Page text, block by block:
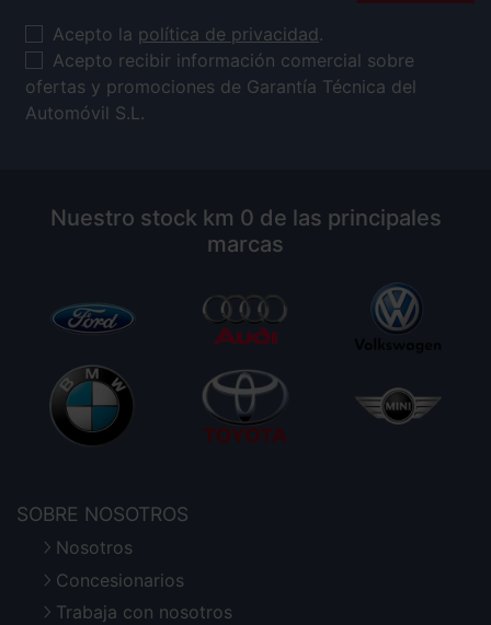
Acepto la política de privacidad.
Acepto recibir información comercial sobre
ofertas y promociones de Garantía Técnica del
Automóvil S.L.
Nuestro stock km 0 de las principales
marcas
SOBRE NOSOTROS
Nosotros
Concesionarios
Trabaja con nosotros